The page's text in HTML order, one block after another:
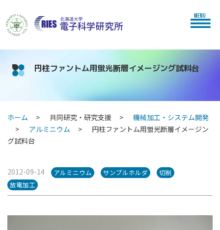
MENU
円柱ファントム用蛍光断層イメージング試料台
ホーム 共同研究・研究支援
機械加工・システム開発
アルミニウム
円柱ファントム用蛍光断層イメージン
グ試料台
2012-09-14 アルミニウム サンプルホルダ
切削
放電加工